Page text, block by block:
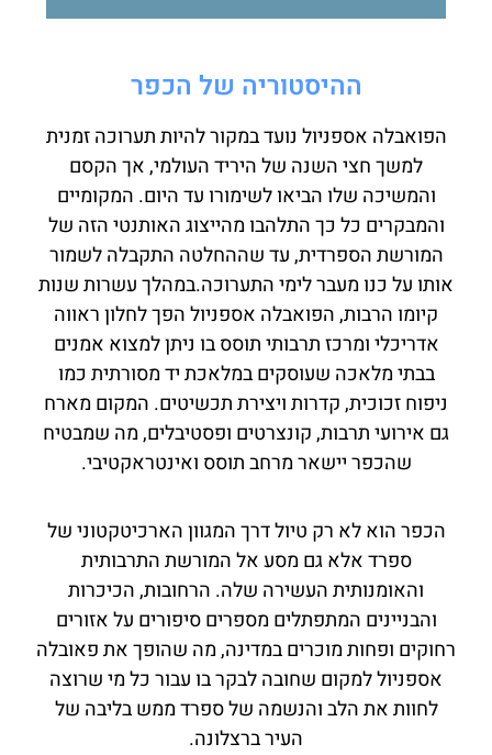
ההיסטוריה של הכפר
הפואבלה אספניול נועד במקור להיות תערוכה זמנית
למשך חצי השנה של היריד העולמי, אך הקסם
והמשיכה שלו הביאו לשימורו עד היום. המקומיים
והמבקרים כל כך התלהבו מהייצוג האותנטי הזה של
המורשת הספרדית, עד שההחלטה התקבלה לשמור
אותו על כנו מעבר לימי התערוכה.במהלך עשרות שנות
קיומו הרבות, הפואבלה אספניול הפך לחלון ראווה
אדריכלי ומרכז תרבותי תוסס בו ניתן למצוא אמנים
בבתי מלאכה שעוסקים במלאכת יד מסורתית כמו
ניפוח זכוכית, קדרות ויצירת תכשיטים. המקום מארח
גם אירועי תרבות, קונצרטים ופסטיבלים, מה שמבטיח
שהכפר יישאר מרחב תוסס ואינטראקטיבי.
הכפר הוא לא רק טיול דרך המגוון הארכיטקטוני של
ספרד אלא גם מסע אל המורשת התרבותית
והאומנותית העשירה שלה. הרחובות, הכיכרות
והבניינים המתפתלים מספרים סיפורים על אזורים
רחוקים ופחות מוכרים במדינה, מה שהופך את פאובלה
אספניול למקום שחובה לבקר בו עבור כל מי שרוצה
לחוות את הלב והנשמה של ספרד ממש בליבה של
העיר ברצלונה.